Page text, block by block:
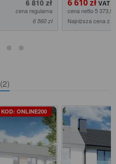
6 810 zł
cena regularna
6 560 zł
6 610 zł
cena netto 5
Najniższa cena z
(2)
KOD: ONLINE200